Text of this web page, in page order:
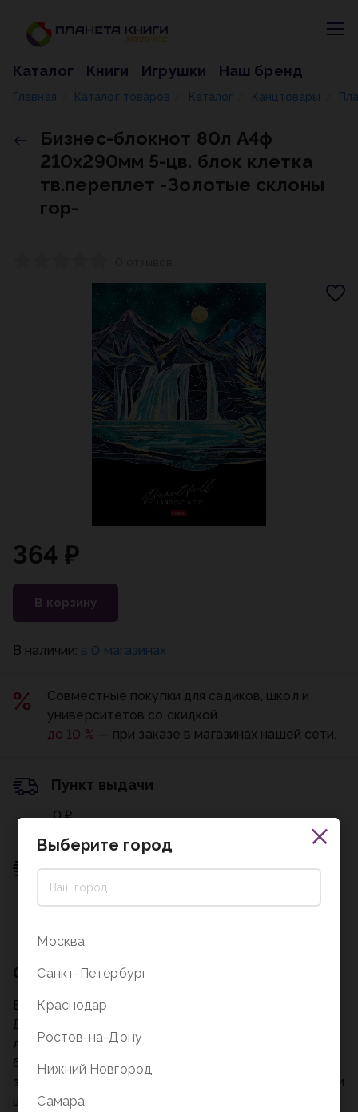
Каталог Книги Игрушки Наш бренд
Главная Каталог товаров Каталог Канцтовары
Бизнес-блокнот 80л А4ф
210х290мм 5-цв. блок клетка
тв.переплет -Золотые склоны
гор-
Описание
Бизнес-блокнот А4 формата (210х290 мм).
Дополнена спецэффектами в виде матовой
ламинации и 3D фольги. Стильный и универсальный
бизнес-блокнот подойдёт для важных записей и
заметок, а также студентам для записи лекций. 5-ти
цветный блок поможет разделять записи по
364 ₽
В корзину
В наличии: в 0 магазинах
Совместные покупки для садиков, школ и
университетов со скидкой
до 10 % — при заказе в магазинах нашей сети.
Пункт выдачи
0 ₽
Подробнее о доставке
Пункт выдачи
Выберите город
Москва
Санкт-Петербург
Краснодар
Ростов-на-Дону
Нижний Новгород
Самара